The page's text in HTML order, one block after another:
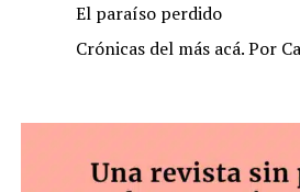
El paraíso perdido
Crónicas del más acá. Por